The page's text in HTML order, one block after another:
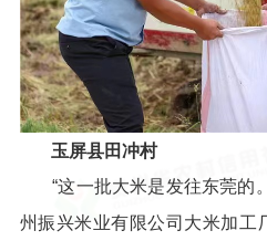
玉屏县田冲村
“这一批大米是发往东莞的
州振兴米业有限公司大米加工